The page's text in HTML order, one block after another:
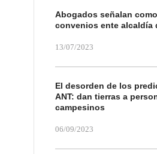
Abogados señalan
convenios ente alcaldía
13/07/2023
El desorden de los
ANT: dan tierras a
campesinos
06/09/2023